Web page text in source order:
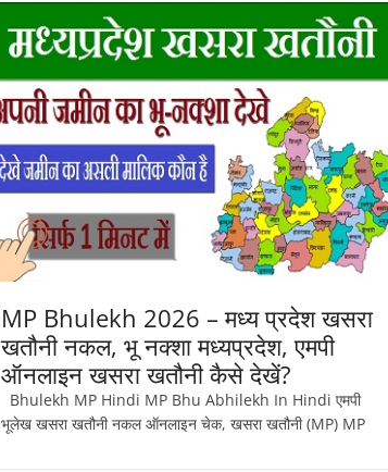
MP Bhulekh 2026 – मध्य प्रदेश खसरा
खतौनी नकल, भू नक्शा मध्यप्रदेश, एमपी
ऑनलाइन खसरा खतौनी कैसे देखें?
Bhulekh MP Hindi MP Bhu Abhilekh In Hindi एमपी
भूलेख खसरा खतौनी नकल ऑनलाइन चेक, खसरा खतौनी (MP) MP